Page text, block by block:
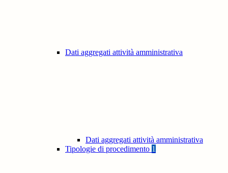
Dati aggregati attività amministrativa
Dati aggregati attività amministrativa
Tipologie di procedimento 1